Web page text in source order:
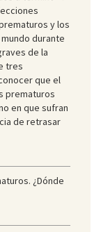
y los
durante
de la
tres
que el
prematuros
en que sufran
de retrasar
¿Dónde